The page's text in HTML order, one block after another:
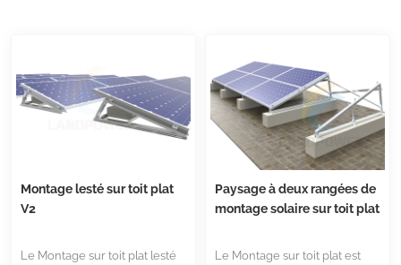
Montage lesté sur toit plat
V2
Le Montage sur toit plat lesté
Paysage à deux rangées de
montage solaire sur toit plat
Le Montage sur toit plat est